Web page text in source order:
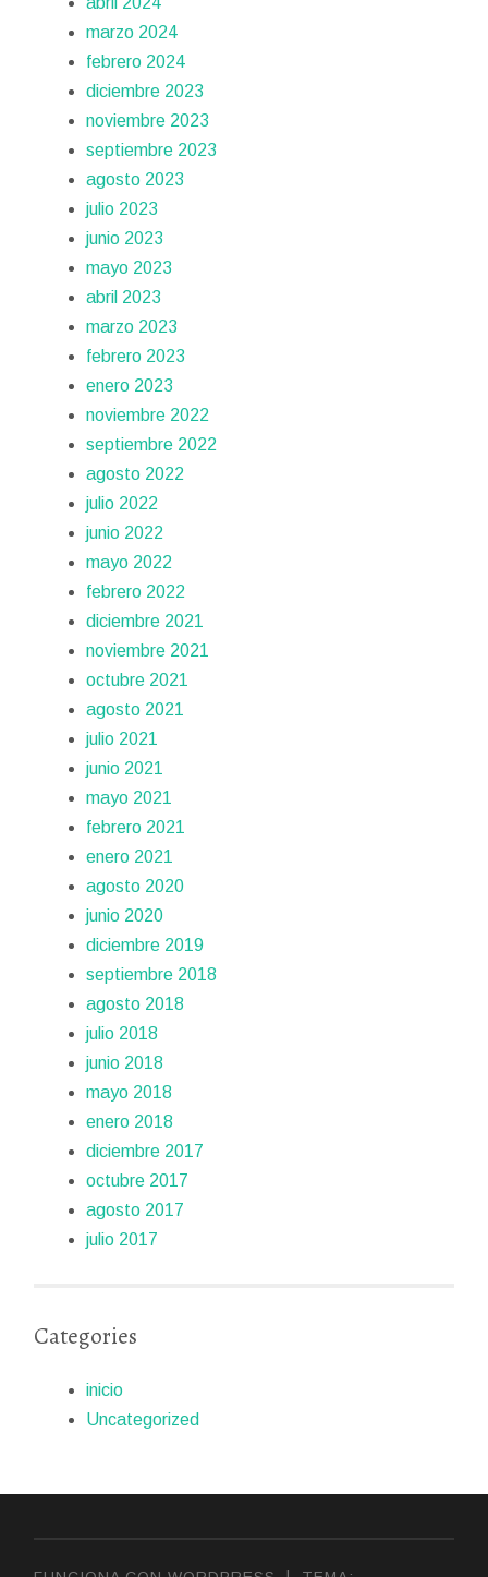
marzo 2024
febrero 2024
diciembre 2023
noviembre 2023
septiembre 2023
agosto 2023
julio 2023
junio 2023
mayo 2023
abril 2023
marzo 2023
febrero 2023
enero 2023
noviembre 2022
septiembre 2022
agosto 2022
julio 2022
junio 2022
mayo 2022
febrero 2022
diciembre 2021
noviembre 2021
octubre 2021
agosto 2021
julio 2021
junio 2021
mayo 2021
febrero 2021
enero 2021
agosto 2020
junio 2020
diciembre 2019
septiembre 2018
agosto 2018
julio 2018
junio 2018
mayo 2018
enero 2018
diciembre 2017
octubre 2017
agosto 2017
julio 2017
Categories
inicio
Uncategorized